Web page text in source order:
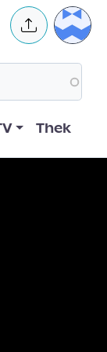
User
Thek